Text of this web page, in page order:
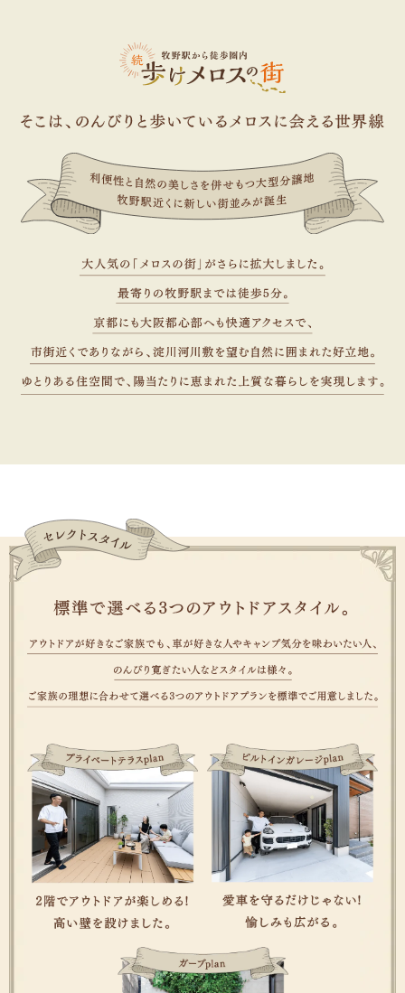
大阪梅田に新しくサテライトオフィスを開
設いたしました！
【7月限定】総額1,000万円 プレゼントキャ
2026.05.22
住宅資材価格の変動と、これからの家づく
2026.04.27 GW休まず営業いたします！
2026.04.19
≪枚方市西牧野≫ビルトインガレージで愉
しみが増す！
2026.04.13 ポムポムプリン君 お誕生日おめでとう♪